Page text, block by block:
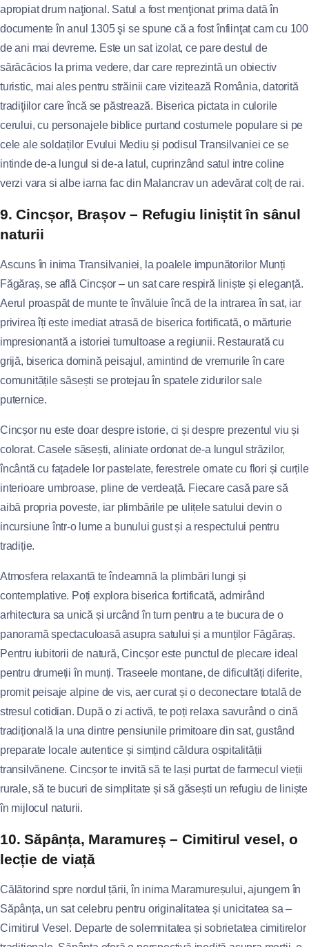
apropiat drum naţional. Satul a fost menţionat prima dată în
documente în anul 1305 şi se spune că a fost înfiinţat cam cu 100
de ani mai devreme. Este un sat izolat, ce pare destul de
sărăcăcios la prima vedere, dar care reprezintă un obiectiv
turistic, mai ales pentru străinii care vizitează România, datorită
tradiţiilor care încă se păstrează. Biserica pictata in culorile
cerului, cu personajele biblice purtand costumele populare si pe
cele ale soldaților Evului Mediu și podisul Transilvaniei ce se
intinde de-a lungul si de-a latul, cuprinzând satul intre coline
verzi vara si albe iarna fac din Malancrav un adevărat colț de rai.
9. Cincșor, Brașov – Refugiu liniștit în sânul
naturii
Ascuns în inima Transilvaniei, la poalele impunătorilor Munți
Făgăraș, se află Cincșor – un sat care respiră liniște și eleganță.
Aerul proaspăt de munte te învăluie încă de la intrarea în sat, iar
privirea îți este imediat atrasă de biserica fortificată, o mărturie
impresionantă a istoriei tumultoase a regiunii. Restaurată cu
grijă, biserica domină peisajul, amintind de vremurile în care
comunitățile săsești se protejau în spatele zidurilor sale
puternice.
Cincșor nu este doar despre istorie, ci și despre prezentul viu și
colorat. Casele săsești, aliniate ordonat de-a lungul străzilor,
încântă cu fațadele lor pastelate, ferestrele ornate cu flori și curțile
interioare umbroase, pline de verdeață. Fiecare casă pare să
aibă propria poveste, iar plimbările pe ulițele satului devin o
incursiune într-o lume a bunului gust și a respectului pentru
tradiție.
Atmosfera relaxantă te îndeamnă la plimbări lungi și
contemplative. Poți explora biserica fortificată, admirând
arhitectura sa unică și urcând în turn pentru a te bucura de o
panoramă spectaculoasă asupra satului și a munților Făgăraș.
Pentru iubitorii de natură, Cincșor este punctul de plecare ideal
pentru drumeții în munți. Traseele montane, de dificultăți diferite,
promit peisaje alpine de vis, aer curat și o deconectare totală de
stresul cotidian. După o zi activă, te poți relaxa savurând o cină
tradițională la una dintre pensiunile primitoare din sat, gustând
preparate locale autentice și simțind căldura ospitalității
transilvănene. Cincșor te invită să te lași purtat de farmecul vieții
rurale, să te bucuri de simplitate și să găsești un refugiu de liniște
în mijlocul naturii.
10. Săpânța, Maramureș – Cimitirul vesel, o
lecție de viață
Călătorind spre nordul țării, în inima Maramureșului, ajungem în
Săpânța, un sat celebru pentru originalitatea și unicitatea sa –
Cimitirul Vesel. Departe de solemnitatea și sobrietatea cimitirelor